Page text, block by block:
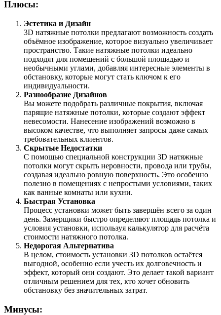
Плюсы:
Эстетика и Дизайн
3D натяжные потолки предлагают возможность создать
объёмное изображение, которое визуально увеличивает
пространство. Такие натяжные потолки идеально
подходят для помещений с большой площадью и
необычными углами, добавляя интересные элементы в
обстановку, которые могут стать ключом к его
индивидуальности.
Разнообразие Дизайнов
Вы можете подобрать различные покрытия, включая
парящие натяжные потолки, которые создают эффект
невесомости. Нанесение изображений возможно в
высоком качестве, что выполняет запросы даже самых
требовательных клиентов.
Скрытые Недостатки
С помощью специальной конструкции 3D натяжные
потолки могут скрыть неровности, провода или трубы,
создавая идеально ровную поверхность. Это особенно
полезно в помещениях с непростыми условиями, таких
как ванные комнаты или кухни.
Быстрая Установка
Процесс установки может быть завершён всего за один
день. Замерщики быстро определяют площадь потолка и
условия установки, используя калькулятор для расчёта
стоимости натяжного потолка.
Недорогая Альтернатива
В целом, стоимость установки 3D потолков остаётся
выгодной, особенно если учесть их долговечность и
эффект, который они создают. Это делает такой вариант
отличным решением для тех, кто хочет обновить
обстановку без значительных затрат.
Минусы: